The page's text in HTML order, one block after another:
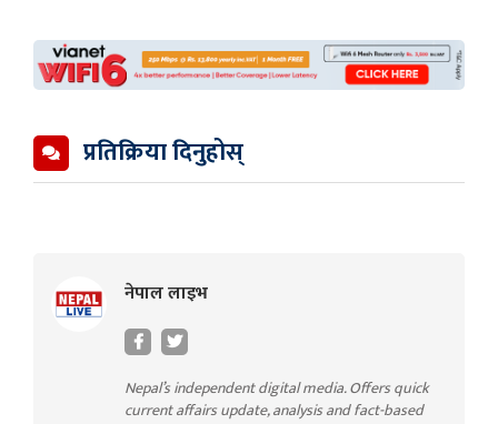
प्रतिक्रिया दिनुहोस्
नेपाल लाइभ
Nepal’s independent digital media. Offers quick
current affairs update, analysis and fact-based